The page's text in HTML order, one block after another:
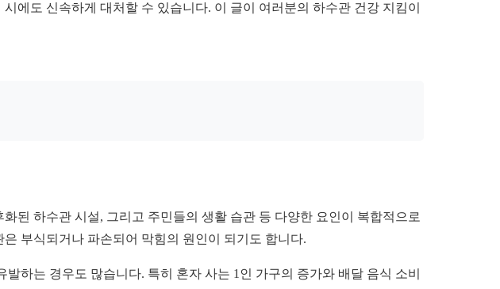
에도 신속하게 대처할 수 있습니다. 이 글이 여러분의 하수관 건강 지킴이
된 하수관 시설, 그리고 주민들의 생활 습관 등 다양한 요인이 복합적으로
부식되거나 파손되어 막힘의 원인이 되기도 합니다.
하는 경우도 많습니다. 특히 혼자 사는 1인 가구의 증가와 배달 음식 소비